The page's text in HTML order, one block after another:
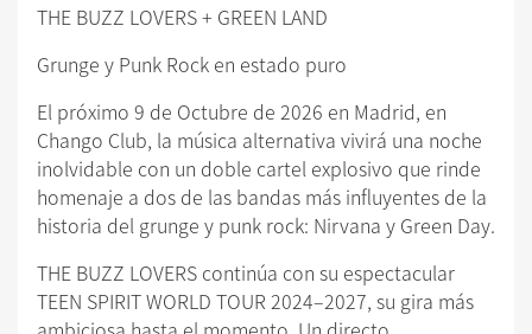
THE BUZZ LOVERS + GREEN LAND
Grunge y Punk Rock en estado puro
El próximo 9 de Octubre de 2026 en Madrid, en
Chango Club, la música alternativa vivirá una noche
inolvidable con un doble cartel explosivo que rinde
homenaje a dos de las bandas más influyentes de la
historia del grunge y punk rock: Nirvana y Green Day.
THE BUZZ LOVERS continúa con su espectacular
TEEN SPIRIT WORLD TOUR 2024–2027, su gira más